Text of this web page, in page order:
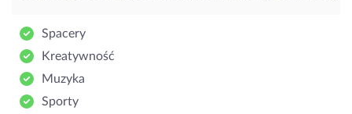
Spacery
Kreatywność
Muzyka
Sporty